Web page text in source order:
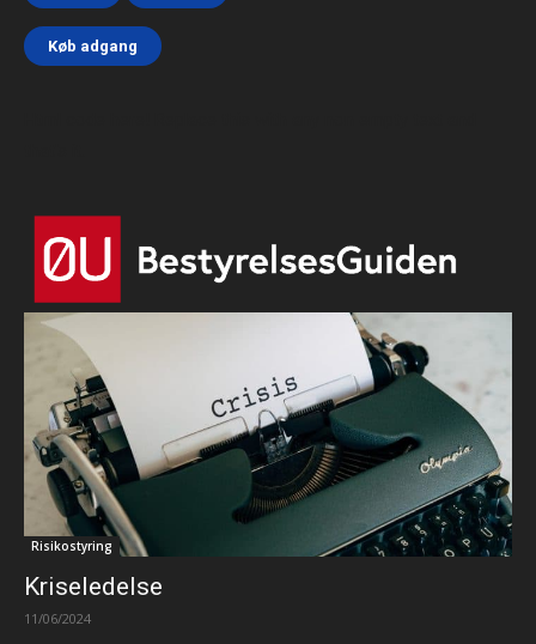
Køb adgang
Risikostyring
Kriseledelse
11/06/2024